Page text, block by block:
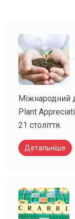
Міжнародний
Plant
21 століття.
Детальніше